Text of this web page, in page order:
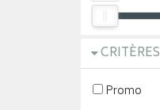
CRITÈRES
Promo